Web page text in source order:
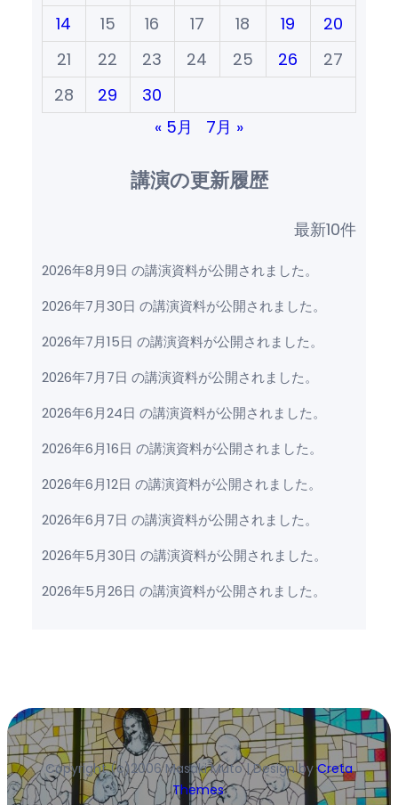
14
15 16 17 18 19
20
21
22 23 24 25 26
27
28
29
30
« 5月
7月 »
講演の更新履歴
最新10件
2026年8月9日 の講演資料が公開されました。
2026年7月30日 の講演資料が公開されました。
2026年7月15日 の講演資料が公開されました。
2026年7月7日 の講演資料が公開されました。
2026年6月24日 の講演資料が公開されました。
2026年6月16日 の講演資料が公開されました。
2026年6月12日 の講演資料が公開されました。
2026年6月7日 の講演資料が公開されました。
2026年5月30日 の講演資料が公開されました。
2026年5月26日 の講演資料が公開されました。
Copyright (c)2006 Masaki Muto | Design byCreta
Themes.